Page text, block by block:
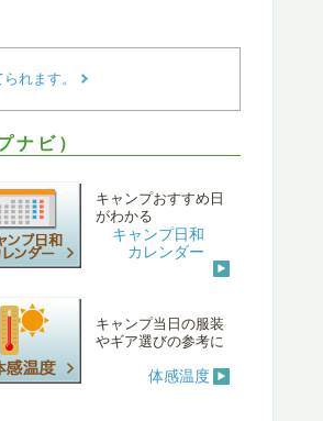
れます。
ナビ）
キャンプおすすめ日
がわかる
キャンプ日和
カレンダー
キャンプ当日の服装
やギア選びの参考に
体感温度